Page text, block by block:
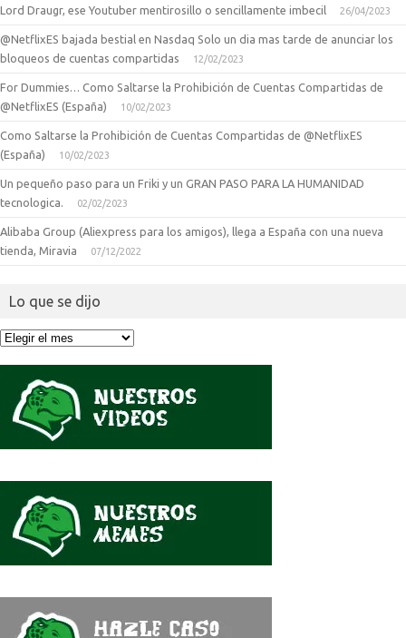
Lord Draugr, ese Youtuber mentirosillo o sencillamente imbecil 26/04/2023
@NetflixES bajada bestial en Nasdaq Solo un dia mas tarde de anunciar los
bloqueos de cuentas compartidas
12/02/2023
For Dummies… Como Saltarse la Prohibición de Cuentas Compartidas de
@NetflixES (España)
10/02/2023
Como Saltarse la Prohibición de Cuentas Compartidas de @NetflixES
(España)
10/02/2023
Un pequeño paso para un Friki y un GRAN PASO PARA LA HUMANIDAD
tecnologica.
02/02/2023
Alibaba Group (Aliexpress para los amigos), llega a España con una nueva
tienda, Miravia
07/12/2022
Lo que se dijo
Lo